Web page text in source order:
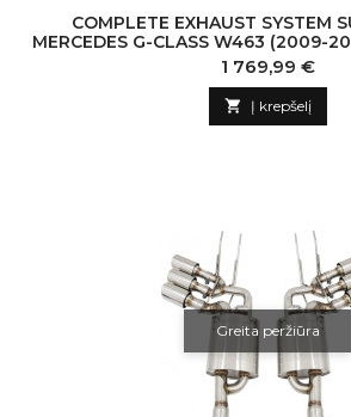
COMPLETE EXHAUST SYSTEM
MERCEDES G-CLASS W463 (2009-
G65 TRIPLE CHROME MUFFLER
Kaina
1 769,99 €
 Į krepšelį
Greita peržiūra